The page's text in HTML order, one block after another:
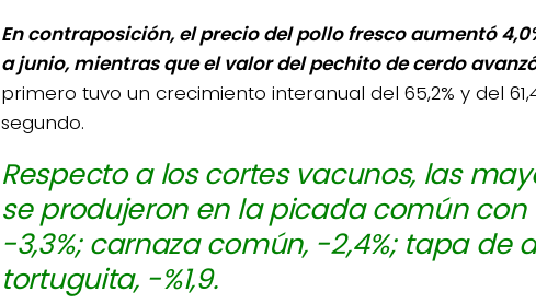
En contraposición, el precio del pollo fresco aumentó
a junio, mientras que el valor del pechito de cerdo avanzó
primero tuvo un crecimiento interanual del 65,2% y del
segundo.
Respecto a los cortes vacunos, las
se produjeron en la picada común con
-3,3%; carnaza común, -2,4%; tapa de
tortuguita, -%1,9.